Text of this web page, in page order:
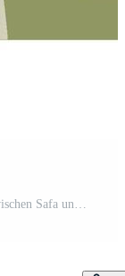
hajj Pilger ausführen sa'i Gehen und Laufen zwischen Safa und Marwa Kostenloser Vektor